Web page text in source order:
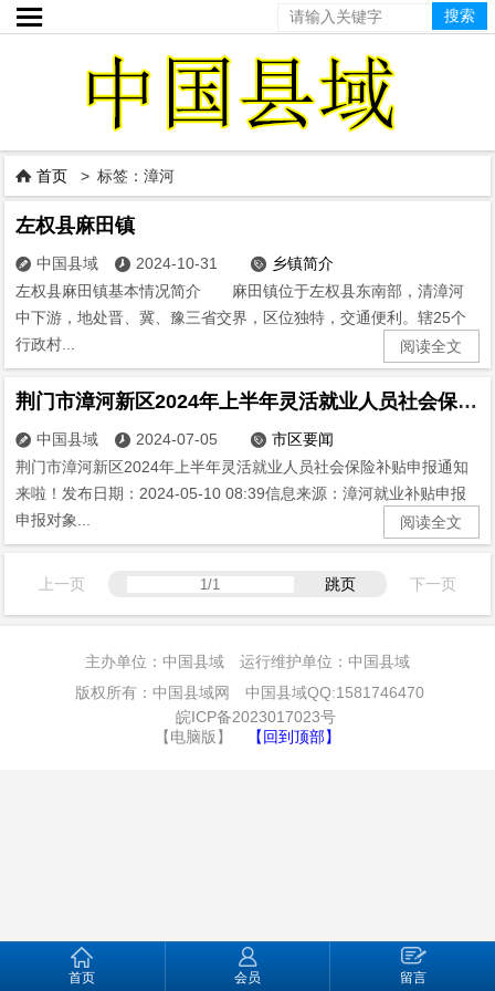

 首页 > 标签：漳河
左权县麻田镇
 中国县域  2024-10-31  乡镇简介
左权县麻田镇基本情况简介 麻田镇位于左权县东南部，清漳河
中下游，地处晋、冀、豫三省交界，区位独特，交通便利。辖25个
行政村...
阅读全文
荆门市漳河新区2024年上半年灵活就业人员社会保险补贴申报通知来啦！
 中国县域  2024-07-05  市区要闻
荆门市漳河新区2024年上半年灵活就业人员社会保险补贴申报通知
来啦！发布日期：2024-05-10 08:39信息来源：漳河就业补贴申报
申报对象...
阅读全文
上一页 跳页 下一页
主办单位：中国县域 运行维护单位：中国县域
版权所有：中国县域网 中国县域QQ:1581746470
皖ICP备2023017023号
【电脑版】
【回到顶部】
首页 会员 留言